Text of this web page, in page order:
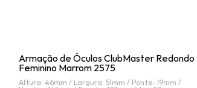
Armação de Óculos ClubMaster Redondo
Feminino Marrom 2575
Altura: 46mm / Largura: 51mm / Ponte: 19mm /